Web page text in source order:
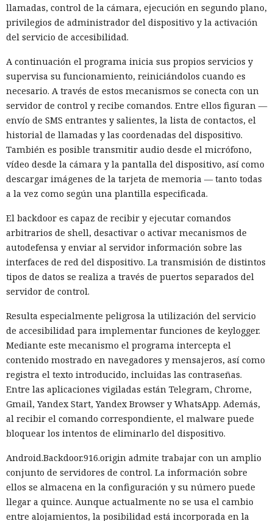
llamadas, control de la cámara, ejecución en segundo plano,
privilegios de administrador del dispositivo y la activación
del servicio de accesibilidad.
A continuación el programa inicia sus propios servicios y
supervisa su funcionamiento, reiniciándolos cuando es
necesario. A través de estos mecanismos se conecta con un
servidor de control y recibe comandos. Entre ellos figuran —
envío de SMS entrantes y salientes, la lista de contactos, el
historial de llamadas y las coordenadas del dispositivo.
También es posible transmitir audio desde el micrófono,
vídeo desde la cámara y la pantalla del dispositivo, así como
descargar imágenes de la tarjeta de memoria — tanto todas
a la vez como según una plantilla especificada.
El backdoor es capaz de recibir y ejecutar comandos
arbitrarios de shell, desactivar o activar mecanismos de
autodefensa y enviar al servidor información sobre las
interfaces de red del dispositivo. La transmisión de distintos
tipos de datos se realiza a través de puertos separados del
servidor de control.
Resulta especialmente peligrosa la utilización del servicio
de accesibilidad para implementar funciones de keylogger.
Mediante este mecanismo el programa intercepta el
contenido mostrado en navegadores y mensajeros, así como
registra el texto introducido, incluidas las contraseñas.
Entre las aplicaciones vigiladas están Telegram, Chrome,
Gmail, Yandex Start, Yandex Browser y WhatsApp. Además,
al recibir el comando correspondiente, el malware puede
bloquear los intentos de eliminarlo del dispositivo.
Android.Backdoor.916.origin admite trabajar con un amplio
conjunto de servidores de control. La información sobre
ellos se almacena en la configuración y su número puede
llegar a quince. Aunque actualmente no se usa el cambio
entre alojamientos, la posibilidad está incorporada en la